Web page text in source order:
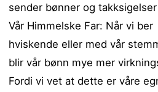
sender bønner og
Vår Himmelske Far: Når vi ber
hviskende eller med vår
blir vår bønn mye mer
Fordi vi vet at dette er våre